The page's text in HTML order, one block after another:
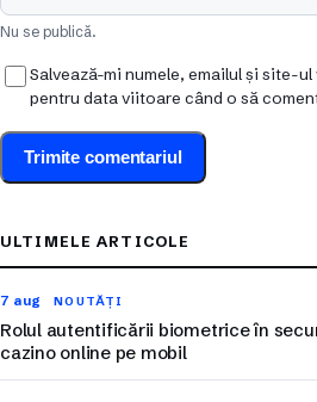
Nu se publică.
Salvează-mi numele, emailul și site-
pentru data viitoare când o să
ULTIMELE ARTICOLE
7 aug NOUTĂȚI
Rolul autentificării biometrice în
cazino online pe mobil